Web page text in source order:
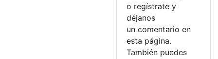
o regístrate y
déjanos
un comentario en
esta página.
También puedes